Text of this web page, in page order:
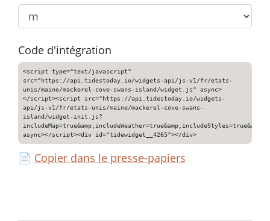
Code d'intégration
<script type="text/javascript"
src="https://api.tidestoday.io/widgets-api/js-v1/fr/etats-
unis/maine/mackerel-cove-swans-island/widget.js" async>
</script><script src="https://api.tidestoday.io/widgets-
api/js-v1/fr/etats-unis/maine/mackerel-cove-swans-
island/widget-init.js?
async></script><div id="tidewidget__4265"></div>
📄 Copier dans le presse-papiers